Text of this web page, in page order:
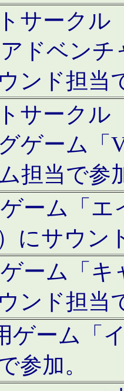
サークル
アドベン
ンド担当
サークル
ゲーム「
担当で参
ーム「
にサウン
ーム「
ンド担当
ゲーム「
参加。